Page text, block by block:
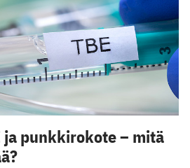
ja punkkirokote – mitä